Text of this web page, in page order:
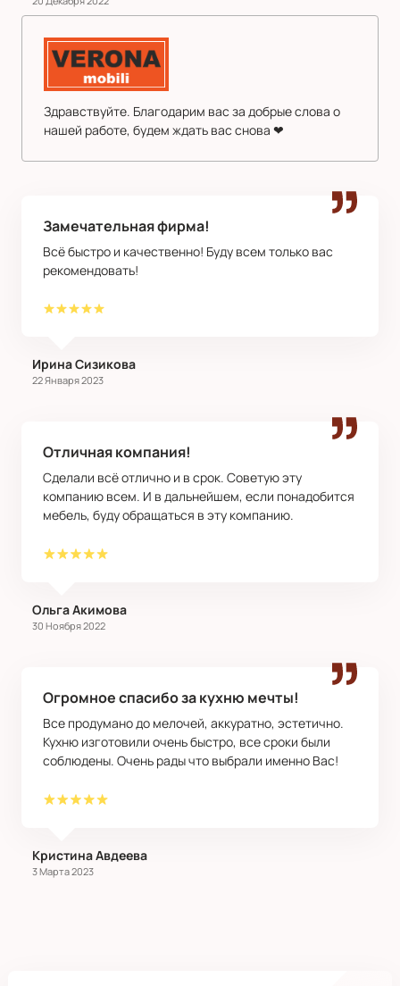
Здравствуйте. Благодарим вас за добрые слова о
нашей работе, будем ждать вас снова ❤
Замечательная фирма!
Всё быстро и качественно! Буду всем только вас
рекомендовать!
Ирина Сизикова
22 Января 2023
Отличная компания!
Сделали всё отлично и в срок. Советую эту
компанию всем. И в дальнейшем, если понадобится
мебель, буду обращаться в эту компанию.
Ольга Акимова
30 Ноября 2022
Огромное спасибо за кухню мечты!
Все продумано до мелочей, аккуратно, эстетично.
Кухню изготовили очень быстро, все сроки были
соблюдены. Очень рады что выбрали именно Вас!
​Кристина Авдеева
3 Марта 2023